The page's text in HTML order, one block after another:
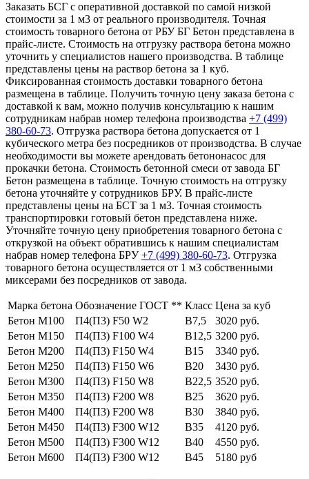
Заказать БСГ с оперативной доставкой по самой низкой
стоимости за 1 м3 от реального производителя. Точная
стоимость товарного бетона от РБУ БГ Бетон представлена в
прайс-листе. Стоимость на отгрузку раствора бетона можно
уточнить у специалистов нашего производства. В таблице
представлены цены на раствор бетона за 1 куб.
Фиксированная стоимость доставки товарного бетона
размещена в таблице. Получить точную цену заказа бетона с
доставкой к вам, можно получив консультацию к нашим
сотрудникам набрав номер телефона производства +7 (499)
380-60-73. Отгрузка раствора бетона допускается от 1
кубического метра без посредников от производства. В случае
необходимости вы можете арендовать бетононасос для
прокачки бетона. Стоимость бетонной смеси от завода БГ
Бетон размещена в таблице. Точную стоимость на отгрузку
бетона уточняйте у сотрудников БРУ. В прайс-листе
представлены цены на БСТ за 1 м3. Точная стоимость
транспортировки готовый бетон представлена ниже.
Уточняйте точную цену приобретения товарного бетона с
открузкой на объект обратившись к нашим специалистам
набрав номер телефона БРУ+7 (499) 380-60-73. Отгрузка
товарного бетона осуществляется от 1 м3 собственными
миксерами без посредников от завода.
Марка бетона Обозначение ГОСТ ** Класс Цена за куб
Бетон М100
П4(П3) F50 W2 В7,5
3020 руб.
Бетон М150
П4(П3) F100 W4 В12,5 3200 руб.
Бетон М200
П4(П3) F150 W4 В15
3340 руб.
Бетон М250
П4(П3) F150 W6 В20
3430 руб.
Бетон М300
П4(П3) F150 W8 В22,5 3520 руб.
Бетон М350
П4(П3) F200 W8 В25
3620 руб.
Бетон М400
П4(П3) F200 W8 В30
3840 руб.
Бетон М450
П4(П3) F300 W12 В35
4120 руб.
Бетон М500
П4(П3) F300 W12 В40
4550 руб.
Бетон М600
П4(П3) F300 W12 В45 5180 руб